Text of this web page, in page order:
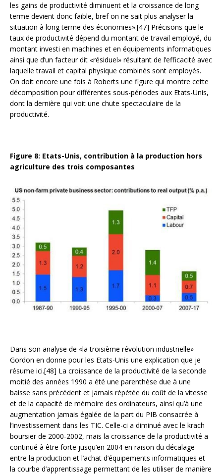
les gains de productivité diminuent et la croissance de long
terme devient donc faible, bref on ne sait plus analyser la
situation à long terme des économies».[47] Précisons que le
taux de productivité dépend du montant de travail employé, du
montant investi en machines et en équipements informatiques
ainsi que d’un facteur dit «résiduel» résultant de l’efficacité avec
laquelle travail et capital physique combinés sont employés.
On doit encore une fois à Roberts une figure qui montre cette
décomposition pour différentes sous-périodes aux Etats-Unis,
dont la dernière qui voit une chute spectaculaire de la
productivité.
Figure 8: Etats-Unis, contribution à la production hors
agriculture des trois composantes
Dans son analyse de «la troisième révolution industrielle»
Gordon en donne pour les Etats-Unis une explication que je
résume ici.[48] La croissance de la productivité de la seconde
moitié des années 1990 a été une parenthèse due à une
baisse sans précédent et jamais répétée du coût de la vitesse
et de la capacité de mémoire des ordinateurs, ainsi qu’à une
augmentation jamais égalée de la part du PIB consacrée à
l’investissement dans les TIC. Celle-ci a diminué avec le krach
boursier de 2000-2002, mais la croissance de la productivité a
continué à être forte jusqu’en 2004 en raison du décalage
entre la production et l’achat d’équipements informatiques et
la courbe d’apprentissage permettant de les utiliser de manière